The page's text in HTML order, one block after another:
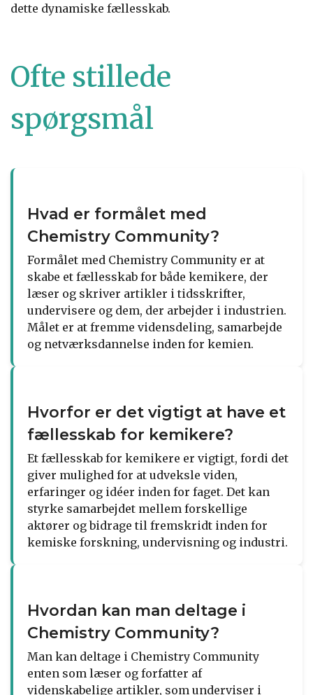
dette dynamiske fællesskab.
Ofte stillede
spørgsmål
Hvad er formålet med
Chemistry Community?
Formålet med Chemistry Community er at
skabe et fællesskab for både kemikere, der
læser og skriver artikler i tidsskrifter,
undervisere og dem, der arbejder i industrien.
Målet er at fremme vidensdeling, samarbejde
og netværksdannelse inden for kemien.
Hvorfor er det vigtigt at have et
fællesskab for kemikere?
Et fællesskab for kemikere er vigtigt, fordi det
giver mulighed for at udveksle viden,
erfaringer og idéer inden for faget. Det kan
styrke samarbejdet mellem forskellige
aktører og bidrage til fremskridt inden for
kemiske forskning, undervisning og industri.
Hvordan kan man deltage i
Chemistry Community?
Man kan deltage i Chemistry Community
enten som læser og forfatter af
videnskabelige artikler, som underviser i